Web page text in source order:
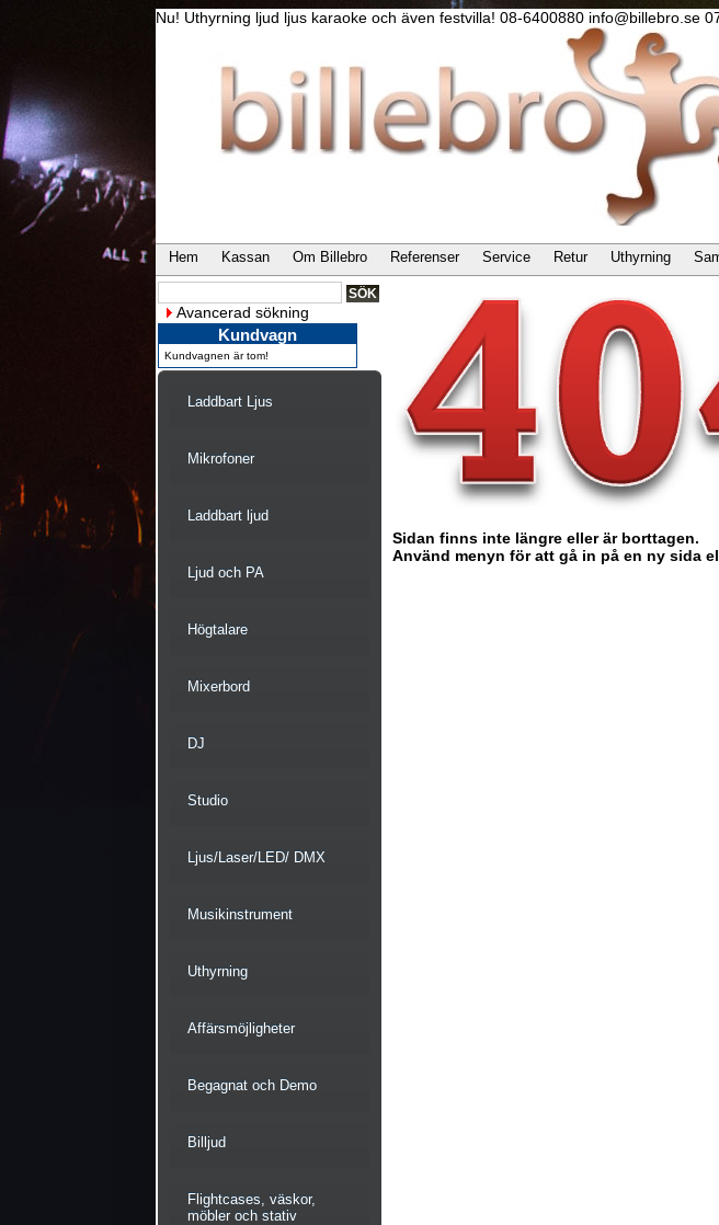
Nu! Uthyrning ljud ljus karaoke och även festvilla! 08-6400880 info@billebro.se
Hem Kassan Om Billebro Referenser Service Retur Uthyrning
Avancerad sökning
Kundvagn
Kundvagnen är tom!
Laddbart Ljus
Mikrofoner
Laddbart ljud
Ljud och PA
Högtalare
Mixerbord
DJ
Studio
Ljus/Laser/LED/ DMX
Musikinstrument
Uthyrning
Affärsmöjligheter
Begagnat och Demo
Billjud
Flightcases, väskor,
möbler och stativ
Sidan finns inte längre eller är borttagen.
Använd menyn för att gå in på en ny sida